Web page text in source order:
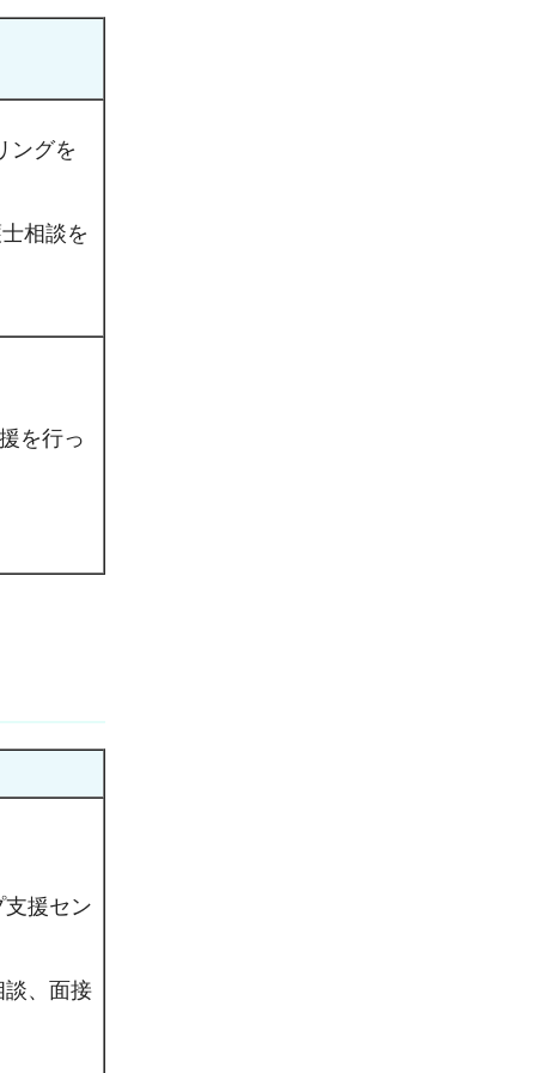
ングを
相談を
を行っ
援セン
談、面接